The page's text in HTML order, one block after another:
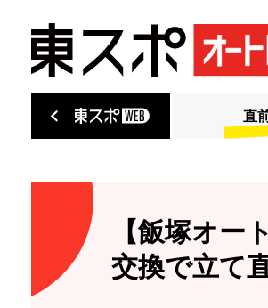
直
【飯塚オー
交換で立て